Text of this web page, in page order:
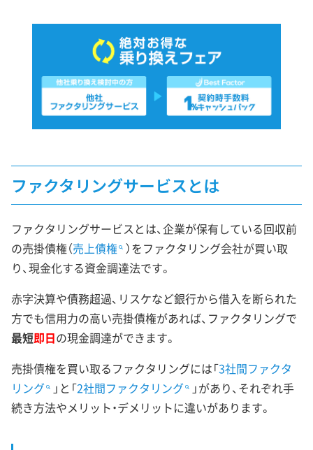
ファクタリングサービスとは
ファクタリングサービスとは、企業が保有している回収前
の売掛債権（売上債権 ）をファクタリング会社が買い取
り、現金化する資金調達法です。
赤字決算や債務超過、リスケなど銀行から借入を断られた
方でも信用力の高い売掛債権があれば、ファクタリングで
最短即日の現金調達ができます。
売掛債権を買い取るファクタリングには「3社間ファクタ
リング
」と「2社間ファクタリング
」があり、それぞれ手
続き方法やメリット・デメリットに違いがあります。